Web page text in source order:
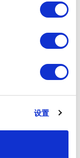
设置